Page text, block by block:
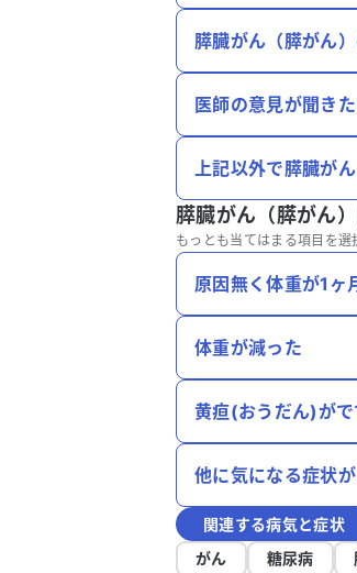
膵臓がん（膵がん
医師の意見が聞き
上記以外で膵臓が
膵臓がん（膵がん
もっとも当てはまる項目を選
原因無く体重が1ヶ
体重が減った
黄疸(おうだん)がで
他に気になる症状
関連する病気と症状
がん
糖尿病